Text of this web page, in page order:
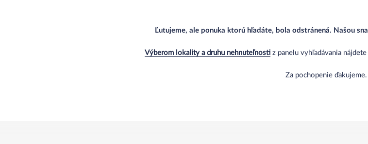
Ľutujeme, ale ponuka ktorú hľadáte, bola odstránená. Našou
Výberom lokality a druhu nehnuteľnosti z panelu vyhľadávania
Za pochopenie ďakujeme.